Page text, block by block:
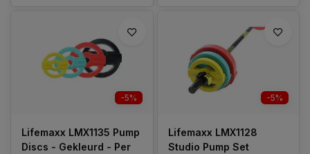
-5%
Lifemaxx LMX1135 Pump
Discs - Gekleurd - Per
-5%
Lifemaxx LMX1128
Studio Pump Set